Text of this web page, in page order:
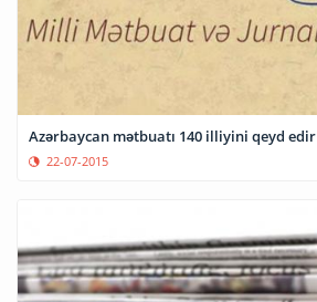
Azərbaycan mətbuatı 140 illiyini qeyd edir
22-07-2015